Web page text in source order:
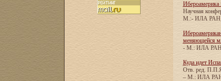
Ибероамерика
Научная
М.:- ИЛА РАН,
меняющейся
- М.: ИЛА РАН,
Куда идет
Отв. ред.
– М.: ИЛА